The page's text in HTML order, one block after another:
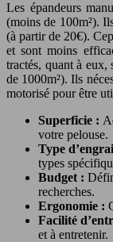
Les épandeurs
(moins de 100m²).
(à partir de 20€).
et sont moins
tractés, quant à eux,
de 1000m²). Ils
motorisé pour être
Superficie :
votre pelouse.
Type
types
Budget :
recherches.
Ergonomie :
Facilité
et à entretenir.